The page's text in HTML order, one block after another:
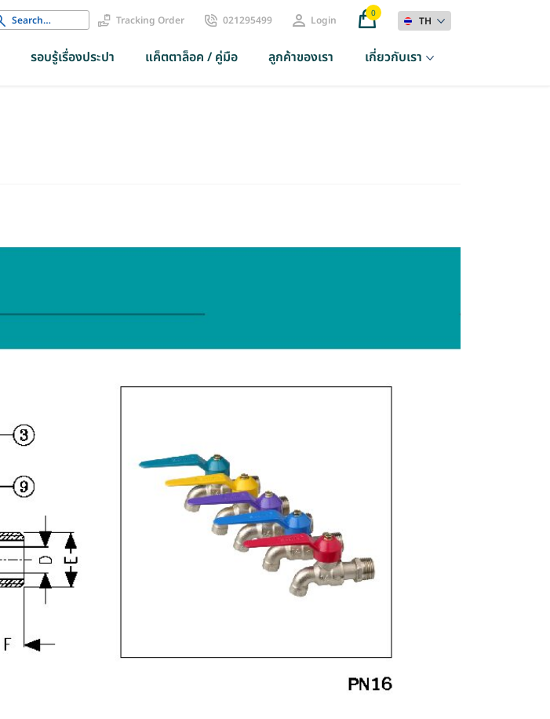
Search
for:
Tracking Order 021295499 Login 0
TH
รอบรู้เรื่องประปา แค็ตตาล็อค / คู่มือ ลูกค้าของเรา เกี่ยวกับเรา